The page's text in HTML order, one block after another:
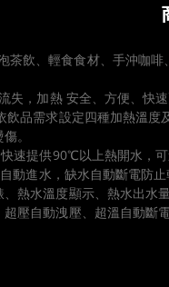
飲、輕食食材、手沖咖啡
失，加熱 安全、方便、快
品需求設定四種加熱溫度
。
速提供90℃以上熱開水，
動進水，缺水自動斷電防止
熱水溫度顯示、熱水出水
壓自動洩壓、超溫自動斷